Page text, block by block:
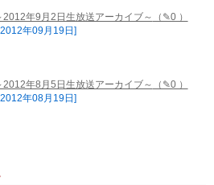
2012年9月2日生放送アーカイブ～
（✎0 ）
年09月19日]
2012年8月5日生放送アーカイブ～
（✎0 ）
年08月19日]